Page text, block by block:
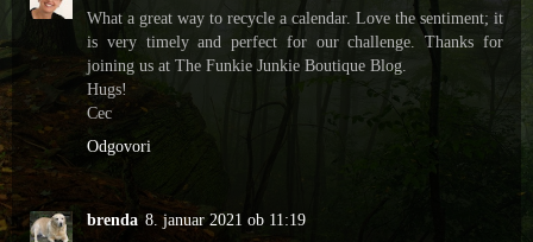
What a great way to recycle a calendar. Love the sentiment; it
is very timely and perfect for our challenge. Thanks for
joining us at The Funkie Junkie Boutique Blog.
Hugs!
Cec
Odgovori
brenda 8. januar 2021 ob 11:19